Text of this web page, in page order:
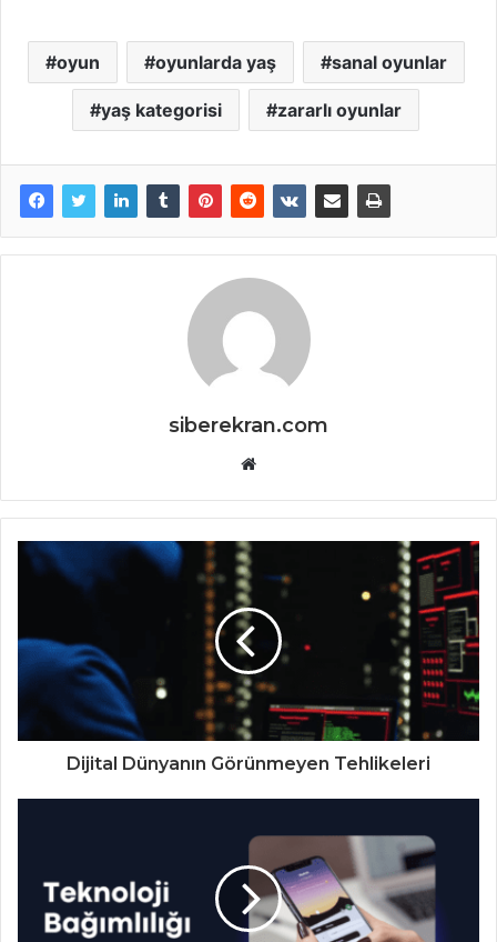
oyun oyunlarda yaş sanal oyunlar
yaş kategorisi zararlı oyunlar
siberekran.com
Website
Dijital Dünyanın Görünmeyen Tehlikeleri